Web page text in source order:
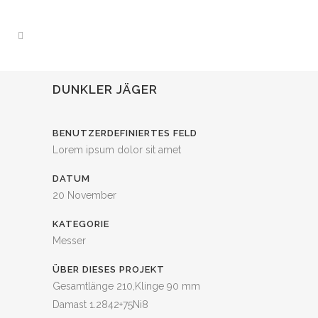
DUNKLER JÄGER
BENUTZERDEFINIERTES FELD
Lorem ipsum dolor sit amet
DATUM
20 November
KATEGORIE
Messer
ÜBER DIESES PROJEKT
Gesamtlänge 210,Klinge 90 mm
Damast 1.2842+75Ni8